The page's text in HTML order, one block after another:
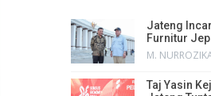
Jateng
Furnitur
M.
Taj Yasin